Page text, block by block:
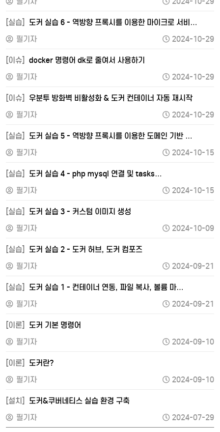
[실습]
도커 실습 6 - 역방향 프록시를 이용한 마이크로 서비…
필기자
2024-10-29
[이슈] docker 명령어 dk로 줄여서 사용하기
필기자
2024-10-29
[이슈]
우분투 방화벽 비활성화 & 도커 컨테이너 자동 재시작
필기자
2024-10-29
[실습]
도커 실습 5 - 역방향 프록시를 이용한 도메인 기반 …
필기자
2024-10-15
[실습]
도커 실습 4 - php mysql 연결 및 tasks…
필기자
2024-10-15
[실습]
도커 실습 3 - 커스텀 이미지 생성
필기자
2024-10-09
[실습]
도커 실습 2 - 도커 허브, 도커 컴포즈
필기자
2024-09-21
[실습]
도커 실습 1 - 컨테이너 연동, 파일 복사, 볼륨 마…
필기자
2024-09-21
[이론]
도커 기본 명령어
필기자
2024-09-10
[이론]
도커란?
필기자
2024-09-10
[설치]
도커&쿠버네티스 실습 환경 구축
필기자
2024-07-29